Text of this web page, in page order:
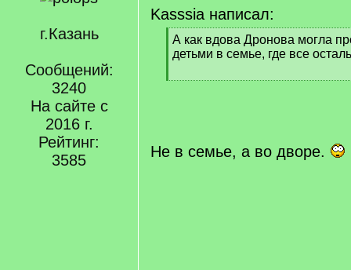
г.Казань
Сообщений:
3240
На сайте с
2016 г.
Рейтинг:
3585
Kasssia написал:
[
q
А как вдова Дронова могла
детьми в семье, где все
[
Не в семье, а во дворе.